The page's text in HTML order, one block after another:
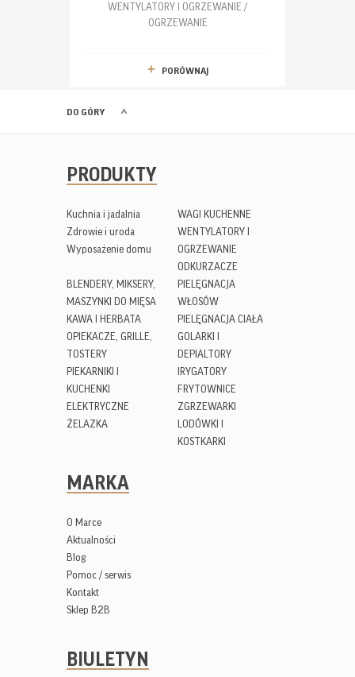
WENTYLATORY I OGRZEWANIE /
OGRZEWANIE
PORÓWNAJ
DO GÓRY
PRODUKTY
Kuchnia i jadalnia
Zdrowie i uroda
Wyposażenie domu
BLENDERY, MIKSERY,
MASZYNKI DO MIĘSA
KAWA I HERBATA
OPIEKACZE, GRILLE,
TOSTERY
PIEKARNIKI I
KUCHENKI
ELEKTRYCZNE
ŻELAZKA
WAGI KUCHENNE
WENTYLATORY I
OGRZEWANIE
ODKURZACZE
PIELĘGNACJA
WŁOSÓW
PIELĘGNACJA CIAŁA
GOLARKI I
DEPIALTORY
IRYGATORY
FRYTOWNICE
ZGRZEWARKI
LODÓWKI I
KOSTKARKI
MARKA
O Marce
Aktualności
Blog
Pomoc / serwis
Kontakt
Sklep B2B
BIULETYN